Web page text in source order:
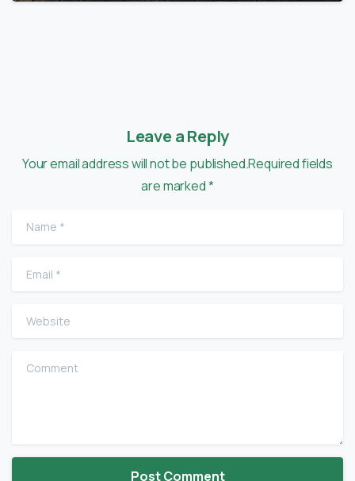
Leave a Reply
Your email address will not be published.Required fields
are marked *
Name
Email
Website
Comment